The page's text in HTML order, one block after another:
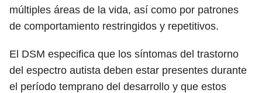
múltiples áreas de la vida, así como por patrones
de comportamiento restringidos y repetitivos.
El DSM especifica que los síntomas del trastorno
del espectro autista deben estar presentes durante
el período temprano del desarrollo y que estos